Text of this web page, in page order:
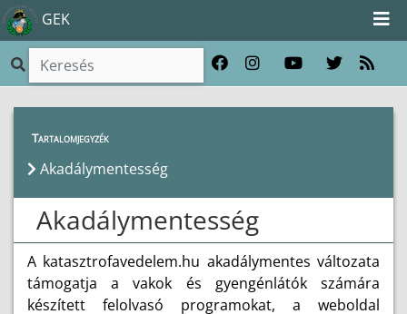
GEK
Tartalomjegyzék
Akadálymentesség
Akadálymentesség
A katasztrofavedelem.hu akadálymentes változata
támogatja a vakok és gyengénlátók számára
készített felolvasó programokat, a weboldal